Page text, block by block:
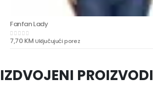
Fanfan Lady
0out of 5
7,70 KMUključujući porez
IZDVOJENI PROIZVODI